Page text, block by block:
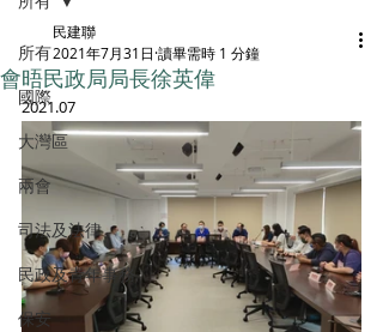
所有
國際
大灣區
兩會
司法及法律
民政及青年事務
保安
會晤民政局局長徐英偉
民建聯
2021年7月31日 讀畢需時 1 分鐘
2021.07